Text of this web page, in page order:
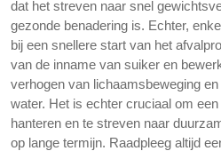
dat het streven naar snel
gezonde benadering is. Echter,
bij een snellere start van het
van de inname van suiker en
verhogen van lichaamsbeweging
water. Het is echter cruciaal om
hanteren en te streven naar
op lange termijn. Raadpleeg altijd